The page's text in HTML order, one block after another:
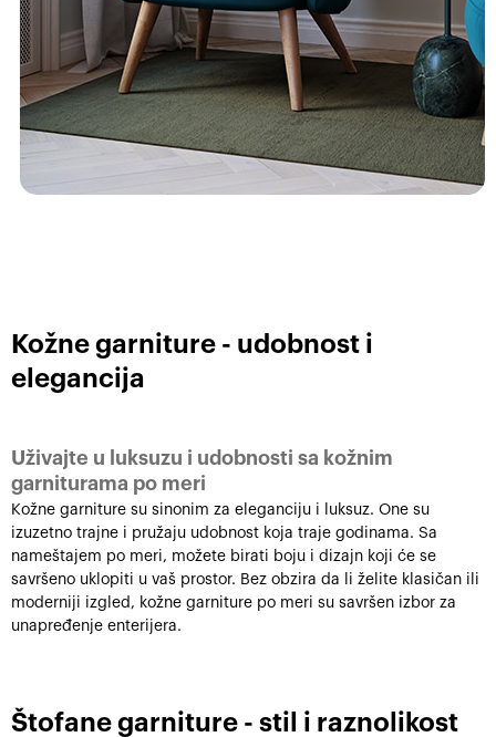
Kožne garniture - udobnost i
elegancija
Uživajte u luksuzu i udobnosti sa kožnim
garniturama po meri
Kožne garniture su sinonim za eleganciju i luksuz. One su
izuzetno trajne i pružaju udobnost koja traje godinama. Sa
nameštajem po meri, možete birati boju i dizajn koji će se
savršeno uklopiti u vaš prostor. Bez obzira da li želite klasičan ili
moderniji izgled, kožne garniture po meri su savršen izbor za
unapređenje enterijera.
Štofane garniture - stil i raznolikost